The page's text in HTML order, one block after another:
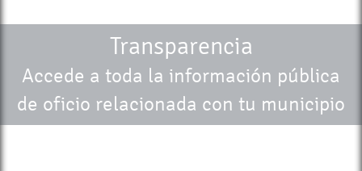
Transparencia
Accede a toda la información pública
de oficio relacionada con tu municipio